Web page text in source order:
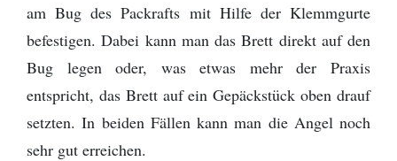
am Bug des Packrafts mit Hilfe der Klemmgurte
befestigen. Dabei kann man das Brett direkt auf den
Bug legen oder, was etwas mehr der Praxis
entspricht, das Brett auf ein Gepäckstück oben drauf
setzten. In beiden Fällen kann man die Angel noch
sehr gut erreichen.